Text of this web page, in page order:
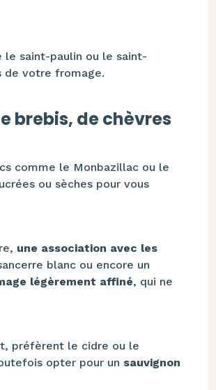
le saint-paulin ou le saint-
de votre fromage.
brebis, de chèvres
comme le Monbazillac ou le
ou sèches pour vous
une association avec les
blanc ou encore un
légèrement affiné, qui ne
préfèrent le cidre ou le
opter pour un sauvignon